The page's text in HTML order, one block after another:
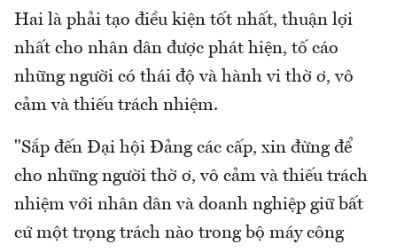
Hai là phải tạo điều kiện tốt nhất, thuận lợi
nhất cho nhân dân được phát hiện, tố cáo
những người có thái độ và hành vi thờ ơ, vô
cảm và thiếu trách nhiệm.
"Sắp đến Đại hội Đảng các cấp, xin đừng để
cho những người thờ ơ, vô cảm và thiếu trách
nhiệm với nhân dân và doanh nghiệp giữ bất
cứ một trọng trách nào trong bộ máy công